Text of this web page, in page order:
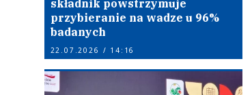
składnik powstrzymuje
przybieranie na wadze u 96%
badanych
22.07.2026 / 14:16